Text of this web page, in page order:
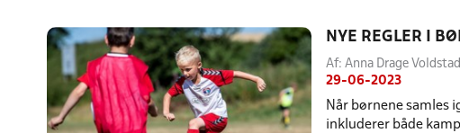
NYE REGLER I
Af: Anna Drage
29-06-2023
Når børnene samles
inkluderer både